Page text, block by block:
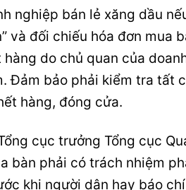
nghiệp bán lẻ xăng dầu
và đối chiếu hóa đơn mua
hàng do chủ quan của
Đảm bảo phải kiểm tra tất
hàng, đóng cửa.
cục trưởng Tổng cục
bàn phải có trách nhiệm
khi người dân hay báo